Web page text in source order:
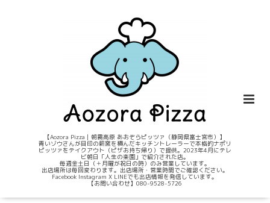
【Aozora Pizza｜朝霧高原 あおぞらピッツァ（静岡県富士宮市）】
青いゾウさんが目印の薪窯を積んだキッチントレーラーで本格的ナポリ
ピッツァをテイクアウト（ピザお持ち帰り）で提供。2023年4月にテレ
ビ朝日「人生の楽園」で紹介された店。
毎週金土日（＋月曜が祝日の時）のみ営業しています。
出店場所は毎回変わります。出店場所・営業時間でご確認ください。
Facebook Instagram X LINEでも出店情報を発信しています。
【お問い合わせ】080-9528-5726